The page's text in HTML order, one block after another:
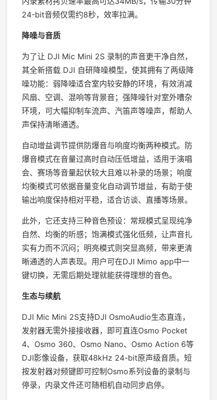
24-bit音频仅需约8秒，效率拉满。
降噪与音质
为了让 DJI Mic Mini 2S 录制的声音更干净自然，
其全新搭载 DJI 自研降噪模型，使其拥有了两级降
噪功能：弱降噪适合室内较安静的环境，有效消减
风扇、空调、混响等背景音；强降噪针对室外嘈杂
环境，可大幅抑制车流声、汽笛声等噪声，帮助人
声保持清晰通透。
自动增益调节提供防爆音与响度均衡两种模式。防
爆音模式在音量过高时自动压低增益，适用于演唱
会、赛场等音量起伏较大且难以补录的场景；响度
均衡模式可依据音量变化自动调节增益，有助于使
输出响度保持相对平稳，适合访谈、直播等场景。
此外，它还支持三种音色预设：常规模式呈现纯净
自然、均衡的听感；饱满模式强化低频，让声音扎
实有力而不沉闷；明亮模式则突显高频，带来更清
晰通透的人声表现。用户可在DJI Mimo app中一
键切换，无需后期处理就能获得理想的音色。
生态与续航
DJI Mic Mini 2S支持DJI OsmoAudio生态直连，
发射器无需外接接收器，即可直连Osmo Pocket
4、Osmo 360、Osmo Nano、Osmo Action 6等
DJI影像设备，获取48kHz 24-bit原声级音质。短
按发射器对频键即可控制Osmo系列设备的录制与
停录，内录文件还可随相机自动同步启停。